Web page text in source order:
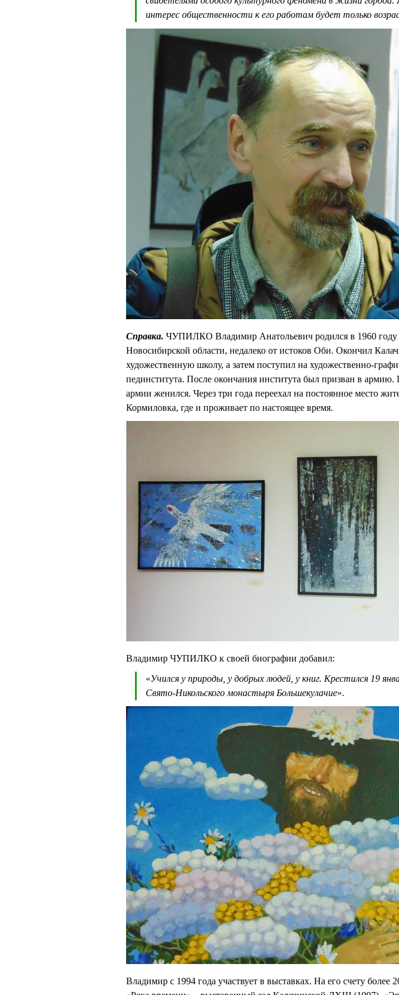
интерес общественности к его работам будет только
Справка. ЧУПИЛКО Владимир Анатольевич родился в 1960 году
Новосибирской области, недалеко от истоков Оби. Окончил
художественную школу, а затем поступил на художественно-
пединститута. После окончания института был призван в
армии женился. Через три года переехал на постоянное место
Кормиловка, где и проживает по настоящее время.
Владимир ЧУПИЛКО к своей биографии добавил:
«Учился у природы, у добрых людей, у книг. Крестился 19
Свято-Никольского монастыря Большекулачие».
Владимир с 1994 года участвует в выставках. На его счету более